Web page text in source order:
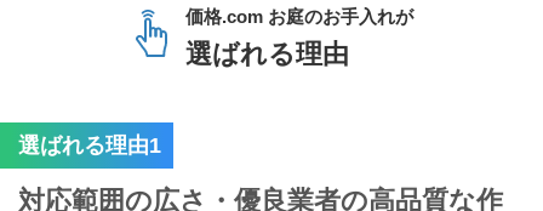
価格.com お庭のお手入れが
選ばれる理由
選ばれる理由1
対応範囲の広さ・優良業者の高品質な作